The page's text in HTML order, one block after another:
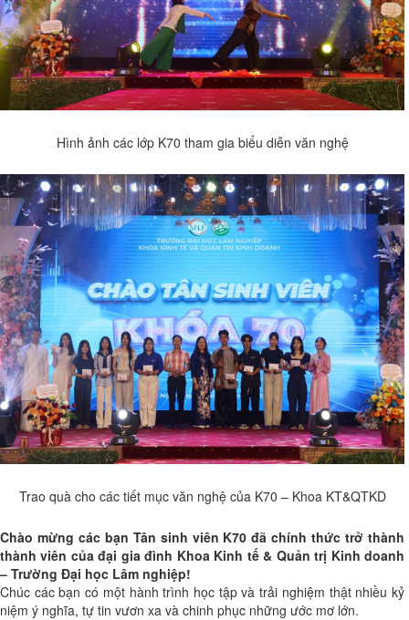
Hình ảnh các lớp K70 tham gia biểu diễn văn nghệ
Trao quà cho các tiết mục văn nghệ của K70 – Khoa KT&QTKD
Chào mừng các bạn Tân sinh viên K70 đã chính thức trở thành
thành viên của đại gia đình Khoa Kinh tế & Quản trị Kinh doanh
– Trường Đại học Lâm nghiệp!
Chúc các bạn có một hành trình học tập và trải nghiệm thật nhiều kỷ
niệm ý nghĩa, tự tin vươn xa và chinh phục những ước mơ lớn.